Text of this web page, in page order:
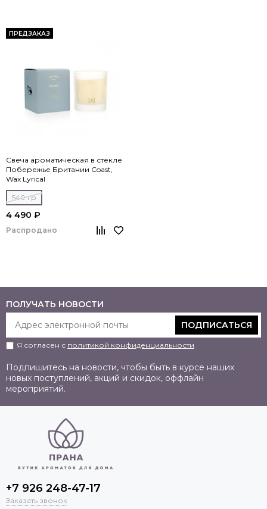
ПРЕДЗАКАЗ
Свеча ароматическая в стекле
Побережье Британии Coast,
Wax Lyrical
540 гр
4 490 ₽
Распродано
ПОЛУЧАТЬ НОВОСТИ
ПОДПИСАТЬСЯ
Я согласен с политикой конфиденциальности
Подпишитесь на новости, чтобы быть в курсе наших
новых поступлений, акций и скидок, оффлайн
мероприятий.
+7 926 248-47-17
Заказать звонок